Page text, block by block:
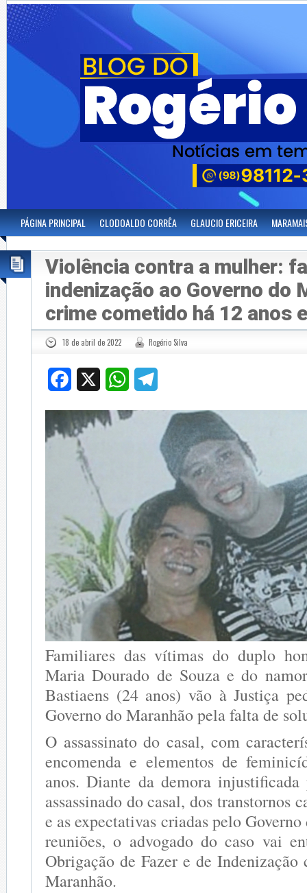
PÁGINA PRINCIPAL CLODOALDO CORRÊA GLAUCIO ERICEIRA
Violência contra a mulher:
indenização ao Governo do
crime cometido há 12 anos
18 de abril de 2022 Rogério Silva
Facebook WhatsApp
Familiares das vítimas do duplo
Maria Dourado de Souza e do
Bastiaens (24 anos) vão à Justiça
Governo do Maranhão pela falta de
O assassinato do casal, com
encomenda e elementos de
anos. Diante da demora
assassinado do casal, dos transtornos
e as expectativas criadas pelo
reuniões, o advogado do caso vai
Obrigação de Fazer e de Indenização
Maranhão.